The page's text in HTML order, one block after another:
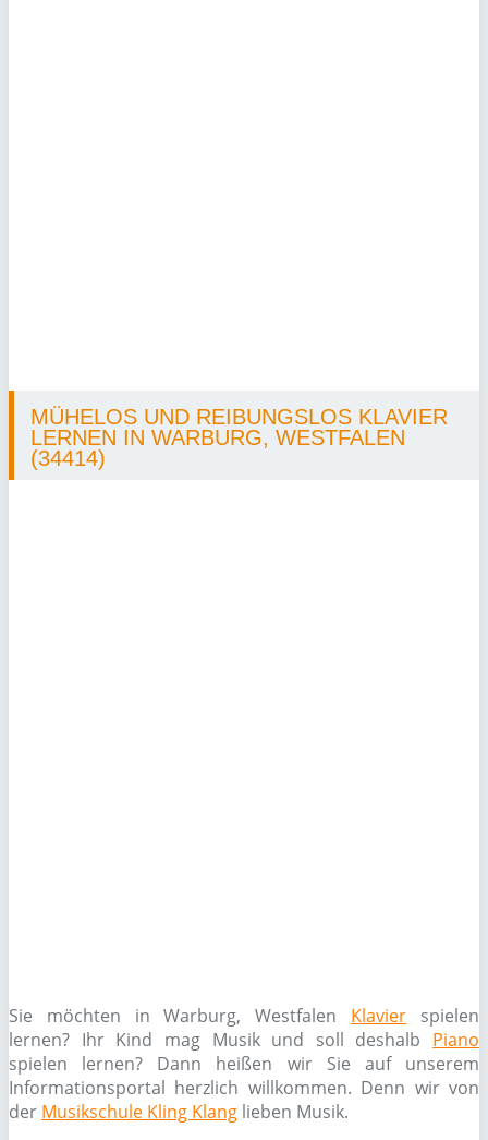
MÜHELOS UND REIBUNGSLOS KLAVIER
LERNEN IN WARBURG, WESTFALEN
(34414)
Sie möchten in Warburg, Westfalen Klavier spielen
lernen? Ihr Kind mag Musik und soll deshalb Piano
spielen lernen? Dann heißen wir Sie auf unserem
Informationsportal herzlich willkommen. Denn wir von
der Musikschule Kling Klang lieben Musik.